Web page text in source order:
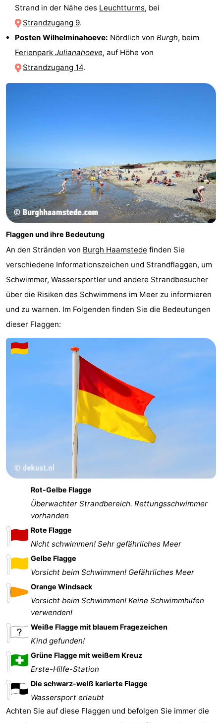
Strand in der Nähe des Leuchtturms, bei
Strandzugang 9.
Posten Wilhelminahoeve: Nördlich von Burgh, beim
Ferienpark Julianahoeve, auf Höhe von
Strandzugang 14.
Flaggen und ihre Bedeutung
An den Stränden von Burgh Haamstede finden Sie
verschiedene Informationszeichen und Strandflaggen, um
Schwimmer, Wassersportler und andere Strandbesucher
über die Risiken des Schwimmens im Meer zu informieren
und zu warnen. Im Folgenden finden Sie die Bedeutungen
dieser Flaggen:
Rot-Gelbe Flagge
Überwachter Strandbereich. Rettungsschwimmer
vorhanden
Rote Flagge
Nicht schwimmen! Sehr gefährliches Meer
Gelbe Flagge
Vorsicht beim Schwimmen! Gefährliches Meer
Orange Windsack
Vorsicht beim Schwimmen! Keine Schwimmhilfen
verwenden!
Weiße Flagge mit blauem Fragezeichen
Kind gefunden!
Grüne Flagge mit weißem Kreuz
Erste-Hilfe-Station
Die schwarz-weiß karierte Flagge
Wassersport erlaubt
Achten Sie auf diese Flaggen und befolgen Sie immer die